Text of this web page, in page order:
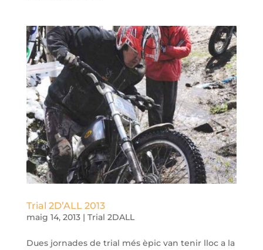
Trial 2D’ALL 2013
maig 14, 2013| Trial 2DALL
Dues jornades de trial més èpic van tenir lloc a la